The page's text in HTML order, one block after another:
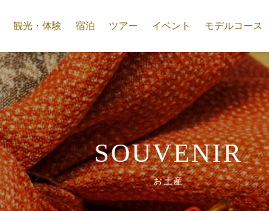
観光・体験 宿泊 ツアー イベント モデルコース
SOUVENIR
お土産